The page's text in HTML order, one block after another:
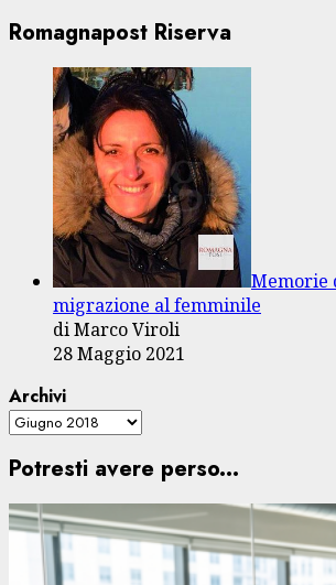
Romagnapost Riserva
Memorie
migrazione al femminile
di Marco Viroli
28 Maggio 2021
Archivi
Potresti avere perso...